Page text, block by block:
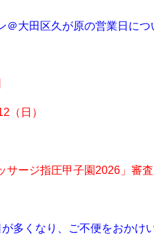
＠大田区久が原の営業日につ
（日）
サージ指圧甲子園2026」審
多くなり、ご不便をおかけ